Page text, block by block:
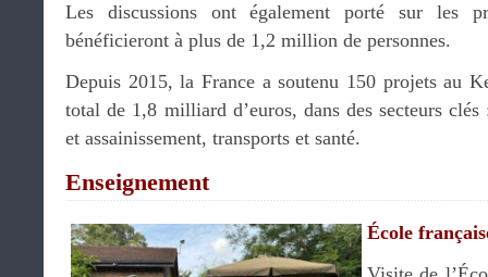
Les discussions ont également porté sur les
bénéficieront à plus de 1,2 million de personnes.
Depuis 2015, la France a soutenu 150 projets au
total de 1,8 milliard d’euros, dans des secteurs clés
et assainissement, transports et santé.
Enseignement
École